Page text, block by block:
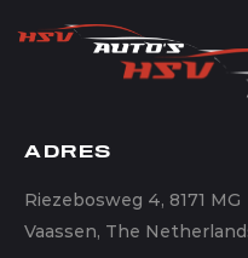
ADRES
Riezebosweg 4, 8171 MG
Vaassen, The